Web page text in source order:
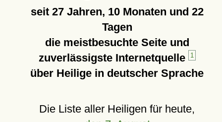
seit 27 Jahren, 10 Monaten und 22
Tagen
die meistbesuchte Seite und
zuverlässigste Internetquelle
1
über Heilige in deutscher Sprache
Die Liste aller Heiligen für heute,